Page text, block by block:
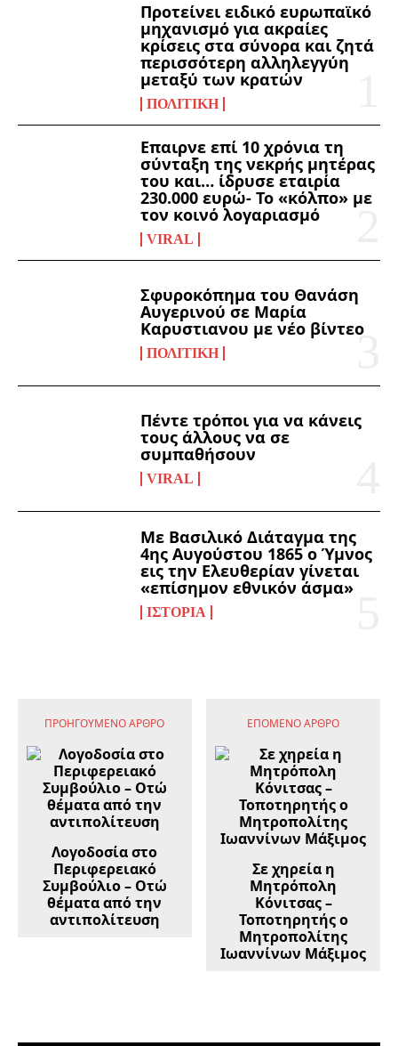
Προτείνει ειδικό ευρωπαϊκό
μηχανισμό για ακραίες
κρίσεις στα σύνορα και ζητά
περισσότερη αλληλεγγύη
μεταξύ των κρατών
ΠΟΛΙΤΙΚΉ
Επαιρνε επί 10 χρόνια τη
σύνταξη της νεκρής μητέρας
του και… ίδρυσε εταιρία
230.000 ευρώ- Το «κόλπο» με
τον κοινό λογαριασμό
VIRAL
Σφυροκόπημα του Θανάση
Αυγερινού σε Μαρία
Καρυστιανου με νέο βίντεο
ΠΟΛΙΤΙΚΉ
Πέντε τρόποι για να κάνεις
τους άλλους να σε
συμπαθήσουν
VIRAL
Με Βασιλικό Διάταγμα της
4ης Αυγούστου 1865 ο Ύμνος
εις την Ελευθερίαν γίνεται
«επίσημον εθνικόν άσμα»
ΙΣΤΟΡΊΑ
ΠΡΟΗΓΟΎΜΕΝΟ ΆΡΘΡΟ
Λογοδοσία στο
Περιφερειακό
Συμβούλιο – Οτώ
θέματα από την
αντιπολίτευση
ΕΠΌΜΕΝΟ ΆΡΘΡΟ
Σε χηρεία η
Μητρόπολη
Κόνιτσας –
Τοποτηρητής ο
Μητροπολίτης
Ιωαννίνων Μάξιμος